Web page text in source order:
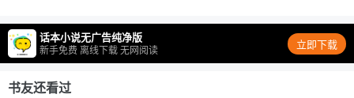
话本小说无广告纯净版
新手免费 离线下载 无网阅读 立即下载
书友还看过